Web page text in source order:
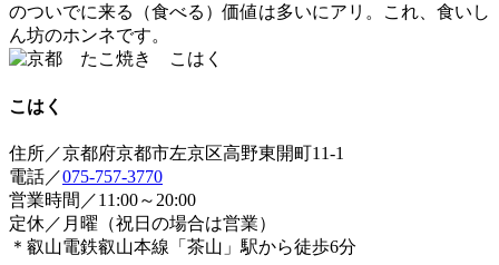
のついでに来る（食べる）価値は多いにアリ。これ、食いし
ん坊のホンネです。
こはく
住所／京都府京都市左京区高野東開町11-1
電話／075-757-3770
営業時間／11:00～20:00
定休／月曜（祝日の場合は営業）
＊叡山電鉄叡山本線「茶山」駅から徒歩6分